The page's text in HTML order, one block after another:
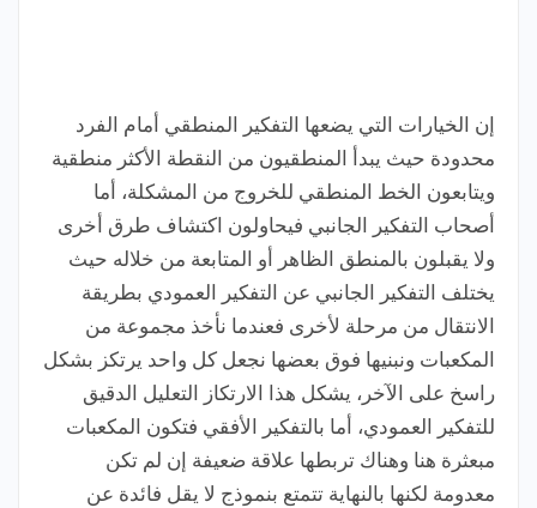
إن الخيارات التي يضعها التفكير المنطقي أمام الفرد
محدودة حيث يبدأ المنطقيون من النقطة الأكثر منطقية
ويتابعون الخط المنطقي للخروج من المشكلة، أما
أصحاب التفكير الجانبي فيحاولون اكتشاف طرق أخرى
ولا يقبلون بالمنطق الظاهر أو المتابعة من خلاله حيث
يختلف التفكير الجانبي عن التفكير العمودي بطريقة
الانتقال من مرحلة لأخرى فعندما نأخذ مجموعة من
المكعبات ونبنيها فوق بعضها نجعل كل واحد يرتكز بشكل
راسخ على الآخر، يشكل هذا الارتكاز التعليل الدقيق
للتفكير العمودي، أما بالتفكير الأفقي فتكون المكعبات
مبعثرة هنا وهناك تربطها علاقة ضعيفة إن لم تكن
معدومة لكنها بالنهاية تتمتع بنموذج لا يقل فائدة عن